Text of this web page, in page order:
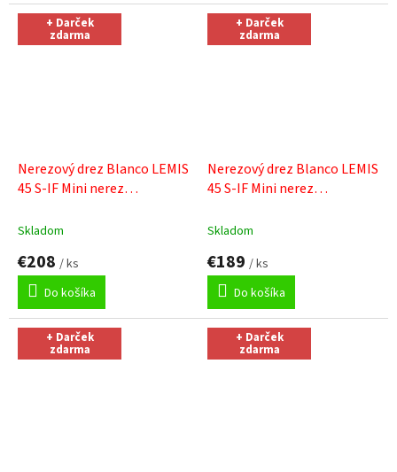
+ Darček
zdarma
Nerezový drez Blanco LEMIS
45 S-IF Mini nerez
Sinks čistiaca pasta
Skladom
€208 / ks
Do košíka
+ Darček
zdarma
Nerezový drez Blanco LEMIS
45 S-IF Mini nerez
pasta
Skladom
€189 / ks
Do košíka
+ Darček
zdarma
+ Darček
zdarma